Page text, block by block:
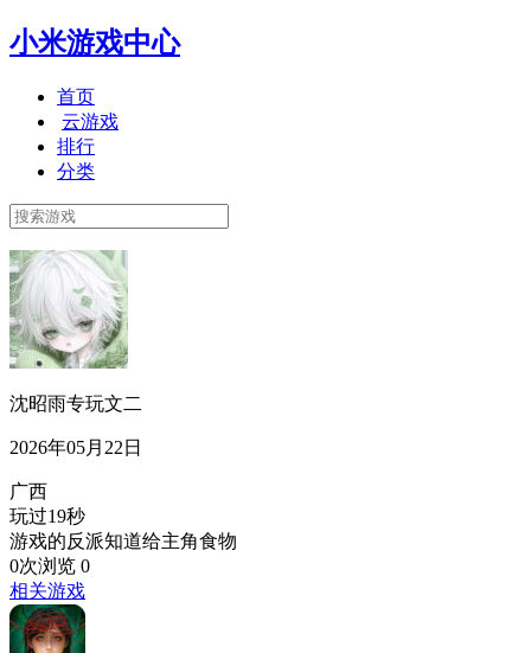
小米游戏中心
首页
云游戏
排行
分类
沈昭雨专玩文二
2026年05月22日
广西
玩过19秒
游戏的反派知道给主角食物
0次浏览 0
相关游戏